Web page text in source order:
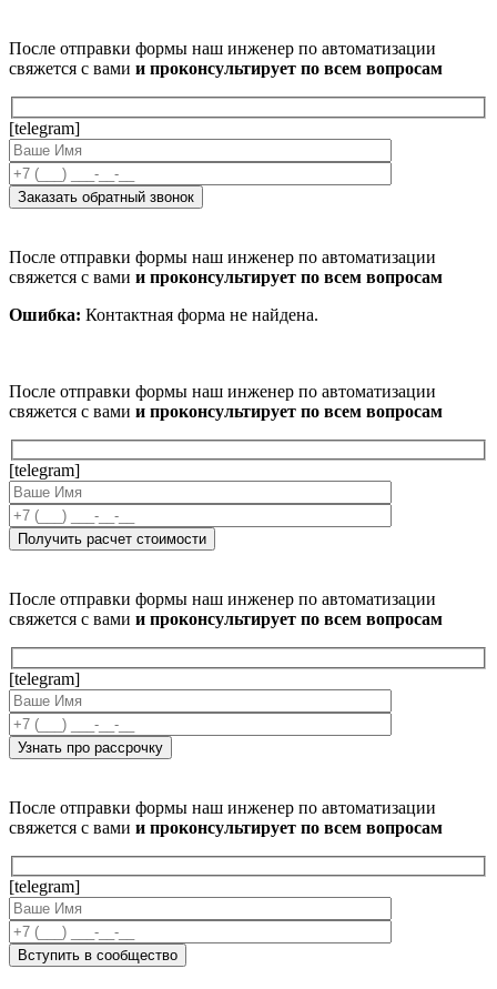
После отправки формы наш инженер по автоматизации
свяжется с вами и проконсультирует по всем вопросам
[telegram]
После отправки формы наш инженер по автоматизации
свяжется с вами и проконсультирует по всем вопросам
Ошибка: Контактная форма не найдена.
После отправки формы наш инженер по автоматизации
свяжется с вами и проконсультирует по всем вопросам
[telegram]
После отправки формы наш инженер по автоматизации
свяжется с вами и проконсультирует по всем вопросам
[telegram]
После отправки формы наш инженер по автоматизации
свяжется с вами и проконсультирует по всем вопросам
[telegram]